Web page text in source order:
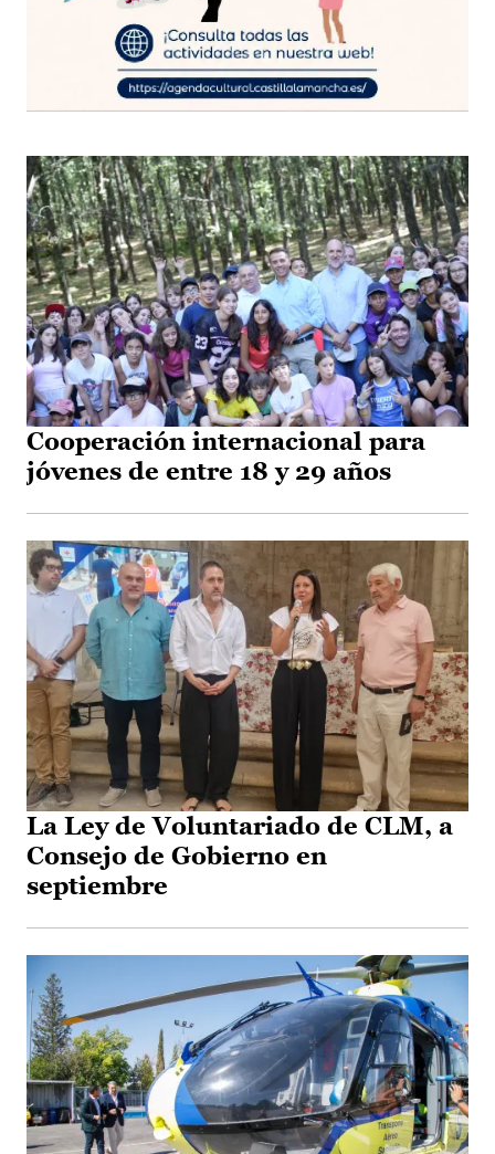
Cooperación internacional para
jóvenes de entre 18 y 29 años
La Ley de Voluntariado de CLM, a
Consejo de Gobierno en
septiembre